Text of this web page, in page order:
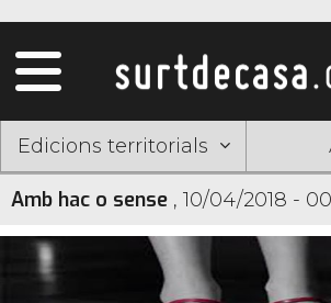
Edicions territorials
Amb hac o sense , 10/04/2018 -